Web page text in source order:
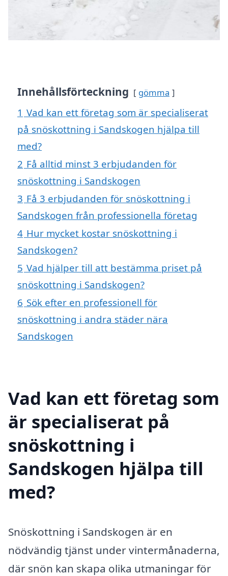
Innehållsförteckning gömma
1 Vad kan ett företag som är specialiserat
på snöskottning i Sandskogen hjälpa till
med?
2 Få alltid minst 3 erbjudanden för
snöskottning i Sandskogen
3 Få 3 erbjudanden för snöskottning i
Sandskogen från professionella företag
4 Hur mycket kostar snöskottning i
Sandskogen?
5 Vad hjälper till att bestämma priset på
snöskottning i Sandskogen?
6 Sök efter en professionell för
snöskottning i andra städer nära
Sandskogen
Vad kan ett företag som
är specialiserat på
snöskottning i
Sandskogen hjälpa till
med?
Snöskottning i Sandskogen är en
nödvändig tjänst under vintermånaderna,
där snön kan skapa olika utmaningar för